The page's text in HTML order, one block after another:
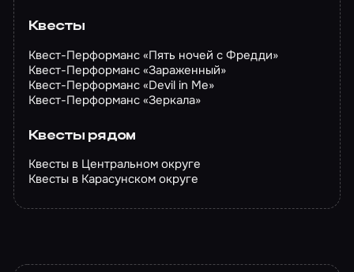
Квесты
Квест-Перформанс «Пять ночей с Фредди»
Квест-Перформанс «Зараженный»
Квест-Перформанс «Devil in Me»
Квест-Перформанс «Зеркала»
Квесты рядом
Квесты в Центральном округе
Квесты в Карасунском округе